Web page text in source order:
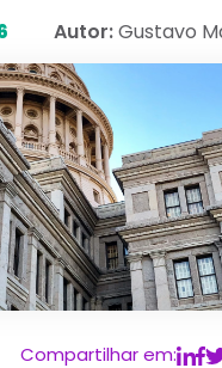
Autor:Gustavo
Compartilhar em: